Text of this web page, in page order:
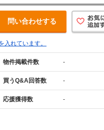
問い合わせする
れています。
物件掲載件数 -
買うQ&A回答数 -
応援獲得数 -